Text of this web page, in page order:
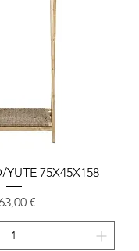
YUTE 75X45X158
€